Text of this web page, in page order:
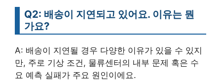
Q2: 배송이 지연되고 있어요. 이유는 뭔
가요?
A: 배송이 지연될 경우 다양한 이유가 있을 수 있지
만, 주로 기상 조건, 물류센터의 내부 문제 혹은 수
요 예측 실패가 주요 원인이에요.